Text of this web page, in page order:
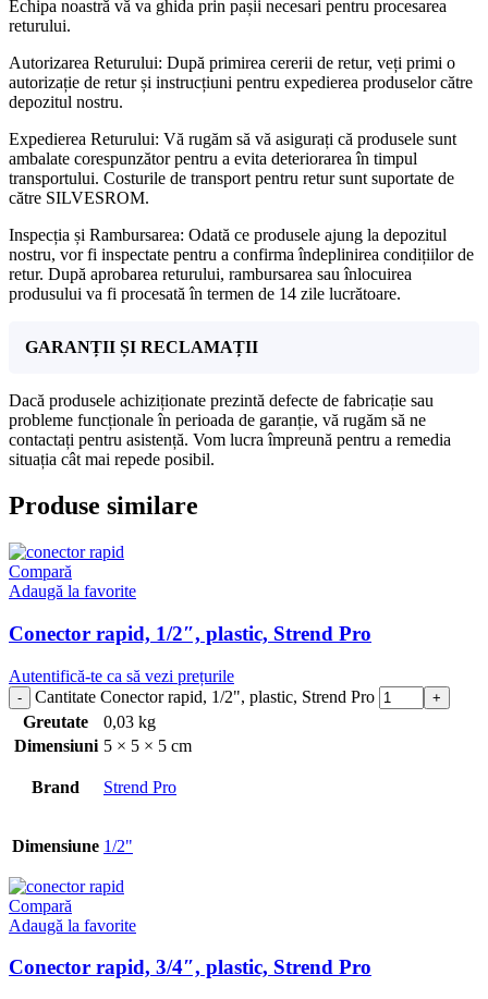
Echipa noastră vă va ghida prin pașii necesari pentru procesarea
returului.
Autorizarea Returului: După primirea cererii de retur, veți primi o
autorizație de retur și instrucțiuni pentru expedierea produselor către
depozitul nostru.
Expedierea Returului: Vă rugăm să vă asigurați că produsele sunt
ambalate corespunzător pentru a evita deteriorarea în timpul
transportului. Costurile de transport pentru retur sunt suportate de
către SILVESROM.
Inspecția și Rambursarea: Odată ce produsele ajung la depozitul
nostru, vor fi inspectate pentru a confirma îndeplinirea condițiilor de
retur. După aprobarea returului, rambursarea sau înlocuirea
produsului va fi procesată în termen de 14 zile lucrătoare.
GARANȚII ȘI RECLAMAȚII
Dacă produsele achiziționate prezintă defecte de fabricație sau
probleme funcționale în perioada de garanție, vă rugăm să ne
contactați pentru asistență. Vom lucra împreună pentru a remedia
situația cât mai repede posibil.
Produse similare
Compară
Adaugă la favorite
Conector rapid, 1/2″, plastic, Strend Pro
Autentifică-te ca să vezi prețurile
Cantitate Conector rapid, 1/2", plastic, Strend Pro
Greutate
0,03 kg
Dimensiuni 5 × 5 × 5 cm
Brand Strend Pro
Dimensiune 1/2"
Compară
Adaugă la favorite
Conector rapid, 3/4″, plastic, Strend Pro